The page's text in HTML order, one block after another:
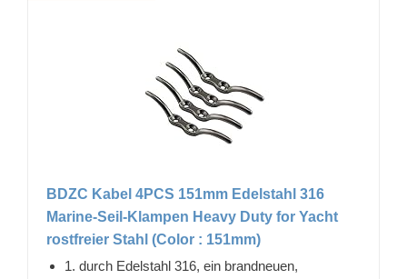
BDZC Kabel 4PCS 151mm Edelstahl 316
Marine-Seil-Klampen Heavy Duty for Yacht
rostfreier Stahl (Color : 151mm)
1. durch Edelstahl 316, ein brandneuen,